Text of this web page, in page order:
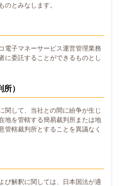
のとみなします。
電子マネーサービス運営管理業務
に委託することができるものとし
）
関して、当社との間に紛争が生じ
地を管轄する簡易裁判所または地
管轄裁判所とすることを異議なく
び解釈に関しては、日本国法が適